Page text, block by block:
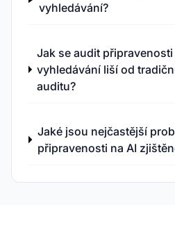
vyhledávání?
Jak se audit připravenosti
vyhledávání liší od
auditu?
Jaké jsou nejčastější
připravenosti na AI